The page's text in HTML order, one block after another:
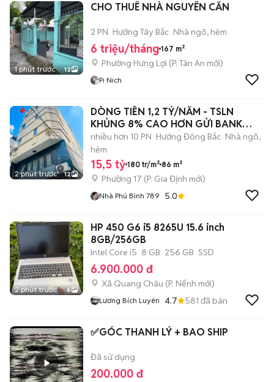
1 phút trước 12
CHO THUÊ NHÀ NGUYÊN CĂN
2 PN Hướng Tây Bắc Nhà ngõ, hẻm
6 triệu/tháng 167 m²
Phường Hưng Lợi (P. Tân An mới)
Pi Nich
2 phút trước 12
DÒNG TIỀN 1,2 TỶ/NĂM - TSLN
KHỦNG 8% CAO HƠN GỬI BANK
15CHDV THANG MÁY
nhiều hơn 10 PN Hướng Đông Bắc Nhà ngõ,
hẻm
15,5 tỷ 180 tr/m² 86 m²
Phường 17 (P. Gia Định mới)
Nhà Phú Bình 789 5.0
2 phút trước 6
HP 450 G6 i5 8265U 15.6 inch
8GB/256GB
Intel Core i5 8 GB 256 GB SSD
6.900.000 đ
Xã Quang Châu (P. Nếnh mới)
Lương Bích Luyên 4.7 581 đã bán
✅GÓC THANH LÝ + BAO SHIP
Đã sử dụng
200.000 đ